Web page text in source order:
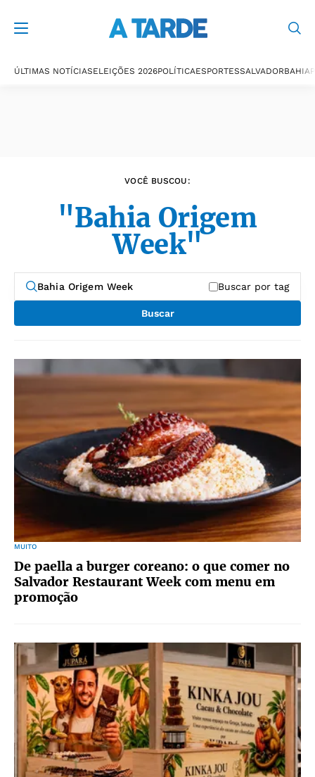
ÚLTIMAS NOTÍCIASELEIÇÕES 2026POLÍTICAESPORTESSALVADORBAHIA
VOCÊ BUSCOU:
"Bahia Origem
Week"
Buscar por tag
Buscar
MUITO
De paella a burger coreano: o que comer no
Salvador Restaurant Week com menu em
promoção